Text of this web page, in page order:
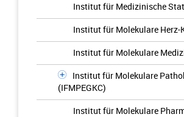
Institut für Medizinische
Institut für Molekulare Herz-
Institut für Molekulare
Institut für Molekulare
(IFMPEGKC)
Institut für Molekulare